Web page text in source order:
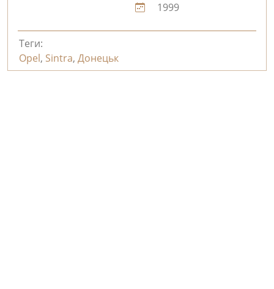
1999
Теги:
Opel, Sintra, Донецьк